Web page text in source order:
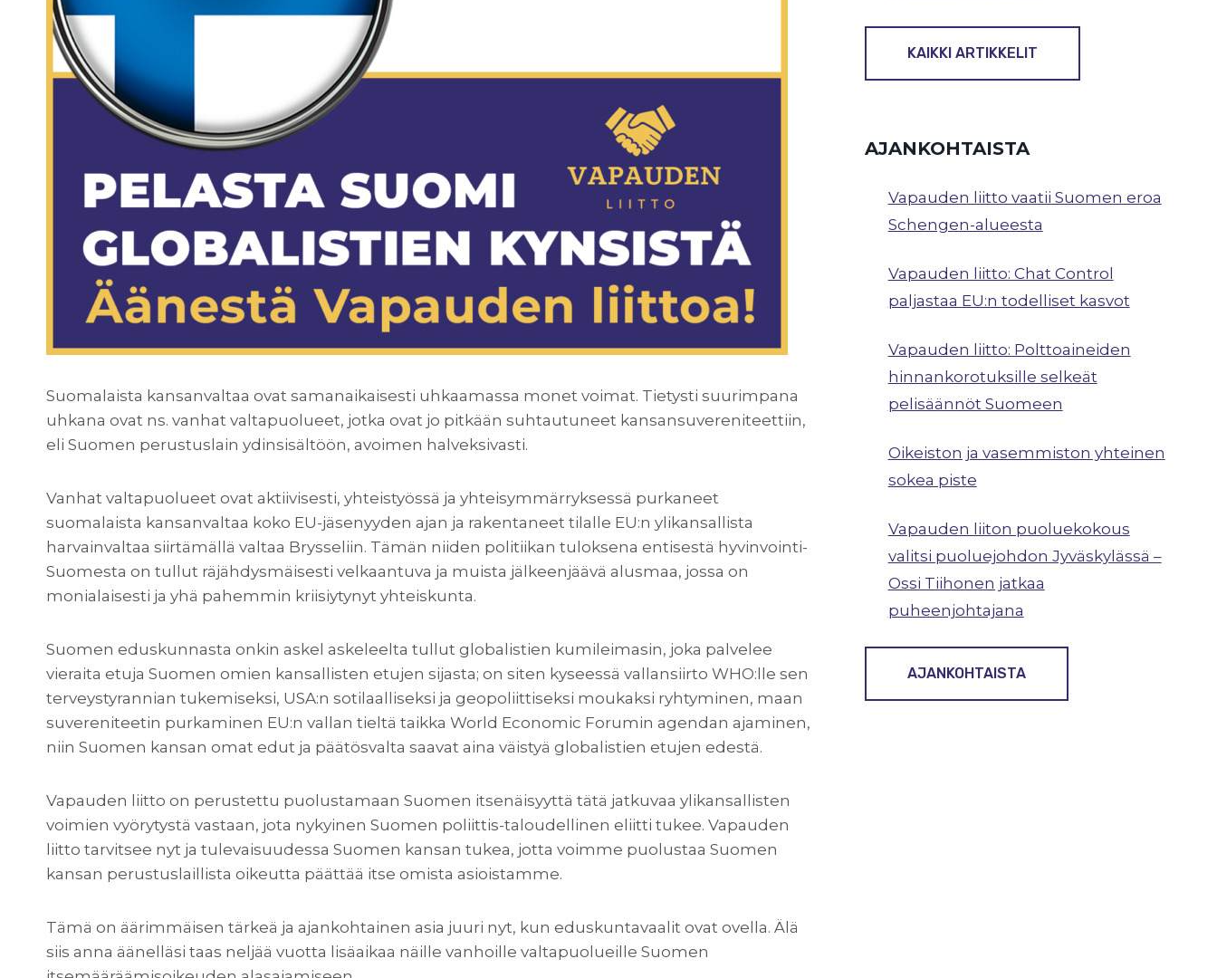
Suomalaista kansanvaltaa ovat samanaikaisesti uhkaamassa monet voimat. Tietysti suurimpana
uhkana ovat ns. vanhat valtapuolueet, jotka ovat jo pitkään suhtautuneet kansansuvereniteettiin,
eli Suomen perustuslain ydinsisältöön, avoimen halveksivasti.
Vanhat valtapuolueet ovat aktiivisesti, yhteistyössä ja yhteisymmärryksessä purkaneet
suomalaista kansanvaltaa koko EU-jäsenyyden ajan ja rakentaneet tilalle EU:n ylikansallista
harvainvaltaa siirtämällä valtaa Brysseliin. Tämän niiden politiikan tuloksena entisestä hyvinvointi-
Suomesta on tullut räjähdysmäisesti velkaantuva ja muista jälkeenjäävä alusmaa, jossa on
monialaisesti ja yhä pahemmin kriisiytynyt yhteiskunta.
Suomen eduskunnasta onkin askel askeleelta tullut globalistien kumileimasin, joka palvelee
vieraita etuja Suomen omien kansallisten etujen sijasta; on siten kyseessä vallansiirto WHO:lle sen
terveystyrannian tukemiseksi, USA:n sotilaalliseksi ja geopoliittiseksi moukaksi ryhtyminen, maan
suvereniteetin purkaminen EU:n vallan tieltä taikka World Economic Forumin agendan ajaminen,
niin Suomen kansan omat edut ja päätösvalta saavat aina väistyä globalistien etujen edestä.
Vapauden liitto on perustettu puolustamaan Suomen itsenäisyyttä tätä jatkuvaa ylikansallisten
voimien vyörytystä vastaan, jota nykyinen Suomen poliittis-taloudellinen eliitti tukee. Vapauden
liitto tarvitsee nyt ja tulevaisuudessa Suomen kansan tukea, jotta voimme puolustaa Suomen
kansan perustuslaillista oikeutta päättää itse omista asioistamme.
Tämä on äärimmäisen tärkeä ja ajankohtainen asia juuri nyt, kun eduskuntavaalit ovat ovella. Älä
siis anna äänelläsi taas neljää vuotta lisäaikaa näille vanhoille valtapuolueille Suomen
KAIKKI ARTIKKELIT
AJANKOHTAISTA
Vapauden liitto vaatii Suomen eroa
Schengen-alueesta
Vapauden liitto: Chat Control
paljastaa EU:n todelliset kasvot
Vapauden liitto: Polttoaineiden
hinnankorotuksille selkeät
pelisäännöt Suomeen
Oikeiston ja vasemmiston yhteinen
sokea piste
Vapauden liiton puoluekokous
valitsi puoluejohdon Jyväskylässä –
Ossi Tiihonen jatkaa
puheenjohtajana
AJANKOHTAISTA